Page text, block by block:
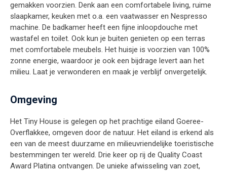
gemakken voorzien. Denk aan een comfortabele living, ruime
slaapkamer, keuken met o.a. een vaatwasser en Nespresso
machine. De badkamer heeft een fijne inloopdouche met
wastafel en toilet. Ook kun je buiten genieten op een terras
met comfortabele meubels. Het huisje is voorzien van 100%
zonne energie, waardoor je ook een bijdrage levert aan het
milieu. Laat je verwonderen en maak je verblijf onvergetelijk.
Omgeving
Het Tiny House is gelegen op het prachtige eiland Goeree-
Overflakkee, omgeven door de natuur. Het eiland is erkend als
een van de meest duurzame en milieuvriendelijke toeristische
bestemmingen ter wereld. Drie keer op rij de Quality Coast
Award Platina ontvangen. De unieke afwisseling van zoet,